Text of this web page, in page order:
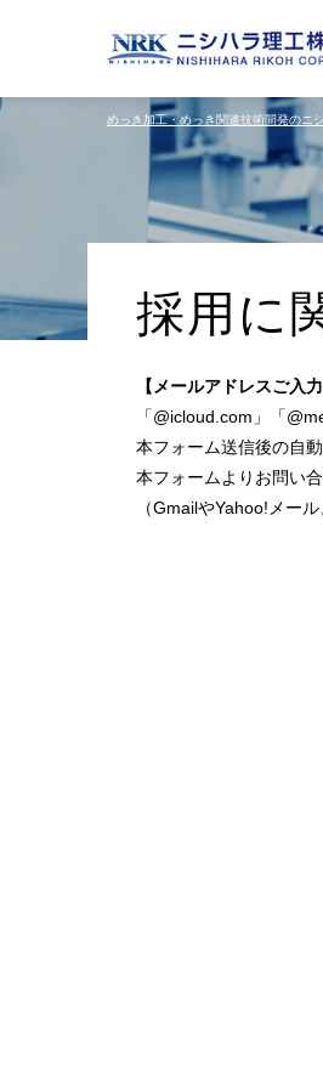
めっき加工・めっき関連技術開発のニ
採用に
【メールアドレスご入
「@icloud.com」「
本フォーム送信後の自
本フォームよりお問い
（GmailやYahoo!メー